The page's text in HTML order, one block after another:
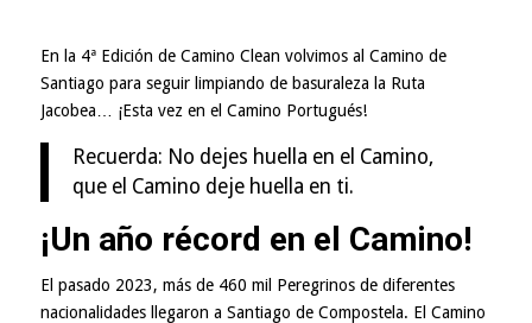
En la 4ª Edición de Camino Clean volvimos al Camino de
Santiago para seguir limpiando de basuraleza la Ruta
Jacobea… ¡Esta vez en el Camino Portugués!
Recuerda: No dejes huella en el Camino,
que el Camino deje huella en ti.
¡Un año récord en el Camino!
El pasado 2023, más de 460 mil Peregrinos de diferentes
nacionalidades llegaron a Santiago de Compostela. El Camino